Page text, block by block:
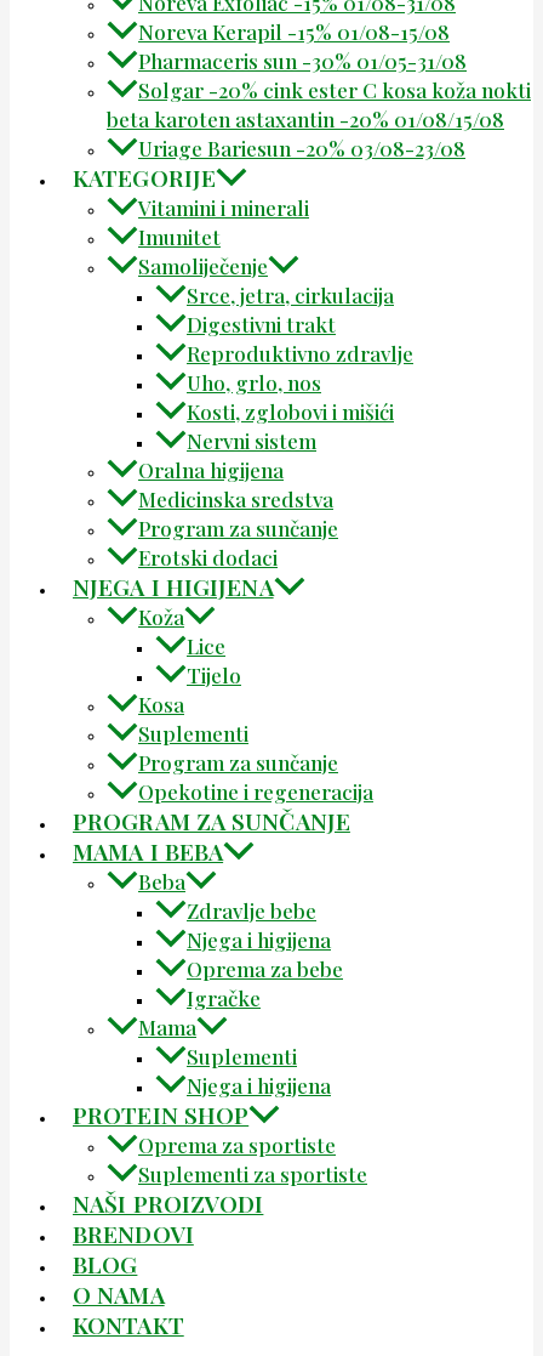
Noreva Kerapil -15% 01/08-15/08
Pharmaceris sun -30% 01/05-31/08
Solgar -20% cink ester C kosa koža nokti
beta karoten astaxantin -20% 01/08/15/08
Uriage Bariesun -20% 03/08-23/08
KATEGORIJE
Vitamini i minerali
Imunitet
Samoliječenje
Srce, jetra, cirkulacija
Digestivni trakt
Reproduktivno zdravlje
Uho, grlo, nos
Kosti, zglobovi i mišići
Nervni sistem
Oralna higijena
Medicinska sredstva
Program za sunčanje
Erotski dodaci
NJEGA I HIGIJENA
Koža
Lice
Tijelo
Kosa
Suplementi
Program za sunčanje
Opekotine i regeneracija
PROGRAM ZA SUNČANJE
MAMA I BEBA
Beba
Zdravlje bebe
Njega i higijena
Oprema za bebe
Igračke
Mama
Suplementi
Njega i higijena
PROTEIN SHOP
Oprema za sportiste
Suplementi za sportiste
NAŠI PROIZVODI
BRENDOVI
BLOG
O NAMA
KONTAKT